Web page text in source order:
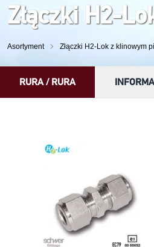
Złączki H2-
Asortyment Złączki H2-Lok z klinowym
RURA / RURA